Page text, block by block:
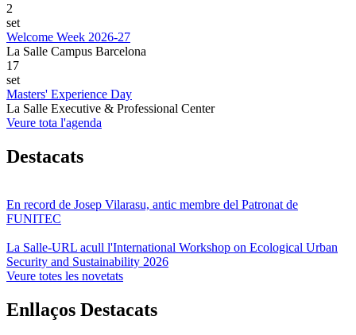
2
set
Welcome Week 2026-27
La Salle Campus Barcelona
17
set
Masters' Experience Day
La Salle Executive & Professional Center
Veure tota l'agenda
Destacats
En record de Josep Vilarasu, antic membre del Patronat de
FUNITEC
La Salle-URL acull l'International Workshop on Ecological Urban
Security and Sustainability 2026
Veure totes les novetats
Enllaços Destacats